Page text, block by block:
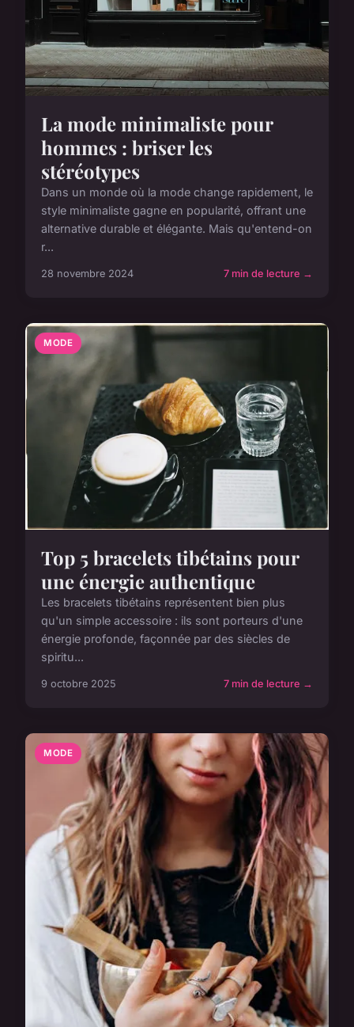
La mode minimaliste pour
hommes : briser les
stéréotypes
Dans un monde où la mode change rapidement, le
style minimaliste gagne en popularité, offrant une
alternative durable et élégante. Mais qu'entend-on
r...
28 novembre 2024 7 min de lecture →
MODE
Top 5 bracelets tibétains pour
une énergie authentique
Les bracelets tibétains représentent bien plus
qu'un simple accessoire : ils sont porteurs d'une
énergie profonde, façonnée par des siècles de
spiritu...
9 octobre 2025 7 min de lecture →
MODE